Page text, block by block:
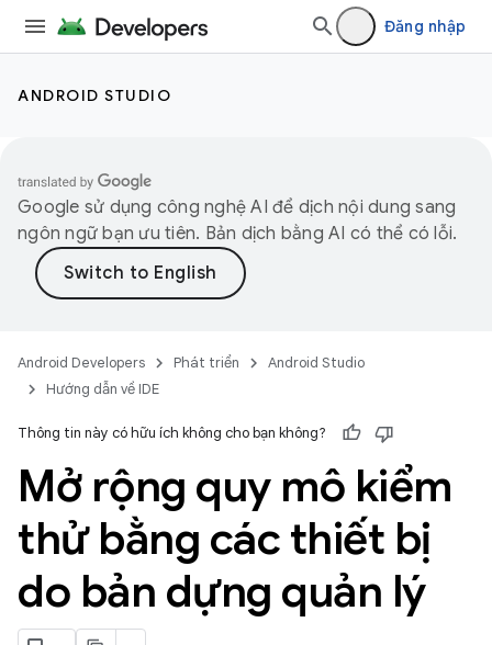
Đăng nhập
ANDROID STUDIO
Google sử dụng công nghệ AI để dịch nội dung sang
ngôn ngữ bạn ưu tiên. Bản dịch bằng AI có thể có lỗi.
Android Developers Phát triển
Android Studio
Hướng dẫn về IDE
Thông tin này có hữu ích không cho bạn không?
Mở rộng quy mô kiểm
thử bằng các thiết bị
do bản dựng quản lý